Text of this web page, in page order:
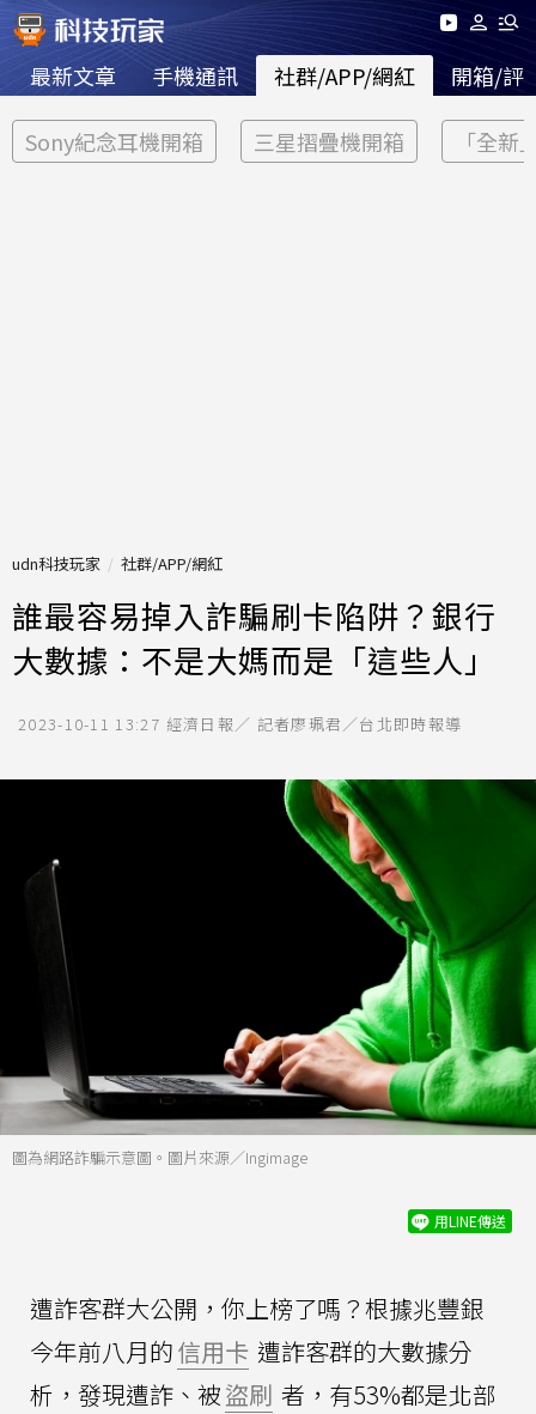
最新文章 手機通訊 社群/APP/網紅 開箱/評
Sony紀念耳機開箱 三星摺疊機開箱 「全新
udn科技玩家 社群/APP/網紅
誰最容易掉入詐騙刷卡陷阱？銀行
大數據：不是大媽而是「這些人」
2023-10-11 13:27 經濟日報／ 記者廖珮君／台北即時報導
圖為網路詐騙示意圖。圖片來源／Ingimage
用LINE傳送
遭詐客群大公開，你上榜了嗎？根據兆豐銀
今年前八月的信用卡 遭詐客群的大數據分
析，發現遭詐、被盜刷 者，有53%都是北部